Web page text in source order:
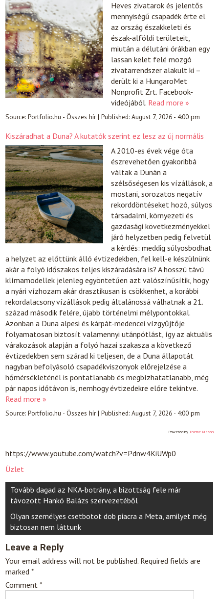
Heves zivatarok és jelentős
mennyiségű csapadék érte el
az ország északkeleti és
észak-alföldi területeit,
miután a délutáni órákban egy
lassan kelet felé mozgó
zivatarrendszer alakult ki –
derült ki a HungaroMet
Nonprofit Zrt. Facebook-
videójából. Read more »
Source:Portfolio.hu - Összes hír|Published:August 7, 2026 - 4:00 pm
Kiszáradhat a Duna? A kutatók szerint ez lesz az új normális
A 2010-es évek vége óta
észrevehetően gyakoribbá
váltak a Dunán a
szélsőségesen kis vízállások, a
mostani, sorozatos negatív
rekorddöntéseket hozó, súlyos
társadalmi, környezeti és
gazdasági következményekkel
járó helyzetben pedig felvetül
a kérdés: meddig súlyosbodhat
a helyzet az előttünk álló évtizedekben, fel kell-e készülnünk
akár a folyó időszakos teljes kiszáradására is? A hosszú távú
klímamodellek jelenleg egyöntetűen azt valószínűsítik, hogy
a nyári vízhozam akár drasztikusan is csökkenhet, a korábbi
rekordalacsony vízállások pedig általánossá válhatnak a 21.
század második felére, újabb történelmi mélypontokkal.
Azonban a Duna alpesi és kárpát-medencei vízgyűjtője
folyamatosan biztosít valamennyi utánpótlást, így az aktuális
várakozások alapján a folyó hazai szakasza a következő
évtizedekben sem szárad ki teljesen, de a Duna állapotát
nagyban befolyásoló csapadékviszonyok előrejelzése a
hőmérsékleténél is pontatlanabb és megbízhatatlanabb, még
pár napos időtávon is, nemhogy évtizedekre előre tekintve.
Read more »
Source:Portfolio.hu - Összes hír|Published:August 7, 2026 - 4:00 pm
Powered by Theme Mason
https://www.youtube.com/watch?v=Pdnw4KiUWp0
Üzlet
Post
navigation
Tovább dagad az NKA-botrány, a bizottság fele már
távozott Hankó Balázs szervezetéből
Olyan személyes csetbotot dob piacra a Meta, amilyet még
biztosan nem láttunk
Leave a Reply
Your email address will not be published. Required fields are
marked*
Comment*